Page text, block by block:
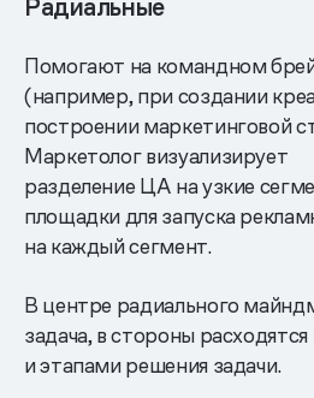
Радиальные
Помогают на командном
(например, при создании
построении маркетинговой
Маркетолог визуализирует
разделение ЦА на узкие
площадки для запуска
на каждый сегмент.
В центре радиального
задача, в стороны
и этапами решения задачи.